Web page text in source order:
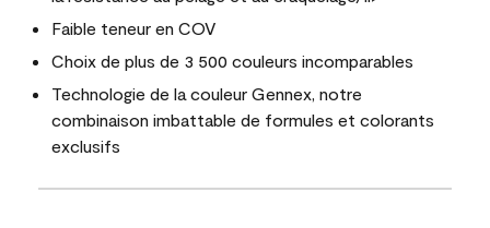
Faible teneur en COV
Choix de plus de 3 500 couleurs incomparables
Technologie de la couleur Gennex, notre
combinaison imbattable de formules et colorants
exclusifs